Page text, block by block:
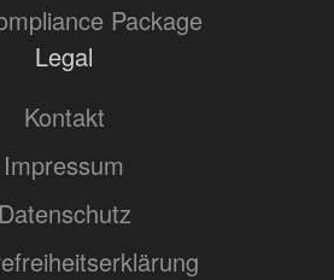
Package
Legal
Kontakt
Impressum
Datenschutz